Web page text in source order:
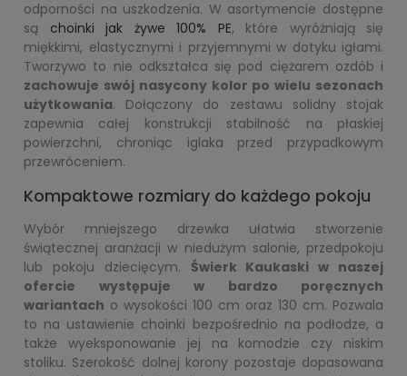
odporności na uszkodzenia. W asortymencie dostępne
są choinki jak żywe 100% PE, które wyróżniają się
miękkimi, elastycznymi i przyjemnymi w dotyku igłami.
Tworzywo to nie odkształca się pod ciężarem ozdób i
zachowuje swój nasycony kolor po wielu sezonach
użytkowania. Dołączony do zestawu solidny stojak
zapewnia całej konstrukcji stabilność na płaskiej
powierzchni, chroniąc iglaka przed przypadkowym
przewróceniem.
Kompaktowe rozmiary do każdego pokoju
Wybór mniejszego drzewka ułatwia stworzenie
świątecznej aranżacji w niedużym salonie, przedpokoju
lub pokoju dziecięcym. Świerk Kaukaski w naszej
ofercie występuje w bardzo poręcznych
wariantach o wysokości 100 cm oraz 130 cm. Pozwala
to na ustawienie choinki bezpośrednio na podłodze, a
także wyeksponowanie jej na komodzie czy niskim
stoliku. Szerokość dolnej korony pozostaje dopasowana